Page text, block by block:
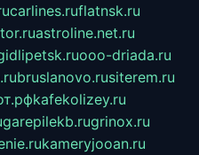
carlines.ruflatnsk.ru
astroline.net.ru
ooo-driada.ru
bruslanovo.rusiterem.ru
kafekolizey.ru
grinox.ru
kameryjooan.ru